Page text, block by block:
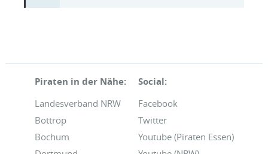
Piraten in der Nähe:
Landesverband NRW
Bottrop
Bochum
Social:
Facebook
Twitter
Youtube (Piraten Essen)